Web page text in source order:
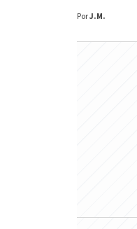
PorJ.M.